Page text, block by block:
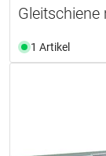
Gleitschiene
1 Artikel